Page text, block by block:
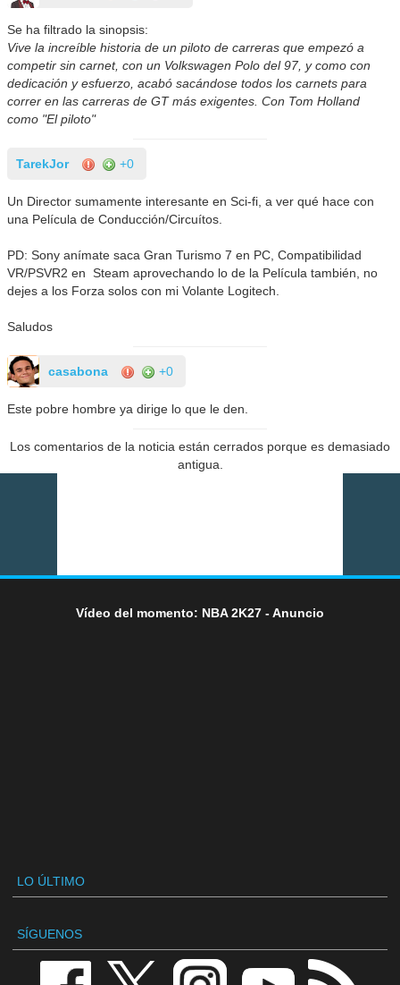
Se ha filtrado la sinopsis:
Vive la increíble historia de un piloto de carreras que empezó a
competir sin carnet, con un Volkswagen Polo del 97, y como con
dedicación y esfuerzo, acabó sacándose todos los carnets para
correr en las carreras de GT más exigentes. Con Tom Holland
como "El piloto"
TarekJor +0
Un Director sumamente interesante en Sci-fi, a ver qué hace con
una Película de Conducción/Circuítos.
PD: Sony anímate saca Gran Turismo 7 en PC, Compatibilidad
VR/PSVR2 en Steam aprovechando lo de la Película también, no
dejes a los Forza solos con mi Volante Logitech.
Saludos
casabona +0
Este pobre hombre ya dirige lo que le den.
Los comentarios de la noticia están cerrados porque es demasiado
antigua.
Vídeo del momento: NBA 2K27 - Anuncio
LO ÚLTIMO
SÍGUENOS